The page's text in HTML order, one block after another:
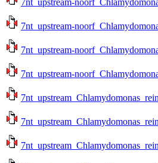
7nt_upstream-
7nt_upstream-
7nt_upstream-